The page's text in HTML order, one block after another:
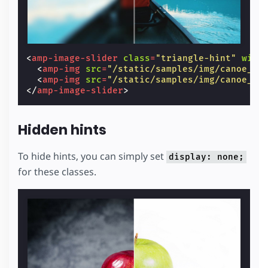
<amp-image-slider class="triangle-hint"
<amp-img src="/static/samples/img/
<amp-img src="/static/samples/img/
</amp-image-slider>
Hidden hints
To hide hints, you can simply set display: none;
for these classes.